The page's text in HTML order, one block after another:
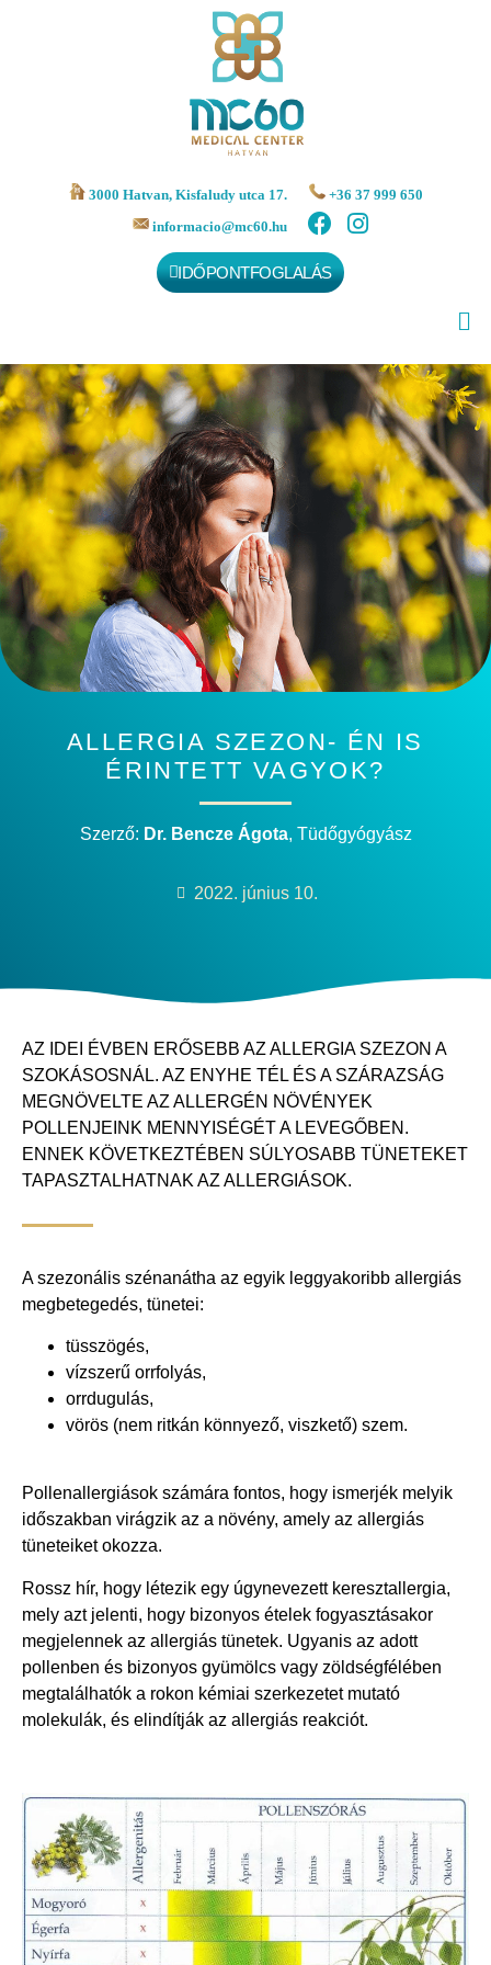
3000 Hatvan, Kisfaludy utca 17.
+36 37 999 650
informacio@mc60.hu
IDŐPONTFOGLALÁS
ALLERGIA SZEZON- ÉN IS
ÉRINTETT VAGYOK?
Szerző: Dr. Bencze Ágota, Tüdőgyógyász
2022. június 10.
AZ IDEI ÉVBEN ERŐSEBB AZ ALLERGIA SZEZON A
SZOKÁSOSNÁL. AZ ENYHE TÉL ÉS A SZÁRAZSÁG
MEGNÖVELTE AZ ALLERGÉN NÖVÉNYEK
POLLENJEINK MENNYISÉGÉT A LEVEGŐBEN.
ENNEK KÖVETKEZTÉBEN SÚLYOSABB TÜNETEKET
TAPASZTALHATNAK AZ ALLERGIÁSOK.
A szezonális szénanátha az egyik leggyakoribb allergiás
megbetegedés, tünetei:
tüsszögés,
vízszerű orrfolyás,
orrdugulás,
vörös (nem ritkán könnyező, viszkető) szem.
Pollenallergiások számára fontos, hogy ismerjék melyik
időszakban virágzik az a növény, amely az allergiás
tüneteiket okozza.
Rossz hír, hogy létezik egy úgynevezett keresztallergia,
mely azt jelenti, hogy bizonyos ételek fogyasztásakor
megjelennek az allergiás tünetek. Ugyanis az adott
pollenben és bizonyos gyümölcs vagy zöldségfélében
megtalálhatók a rokon kémiai szerkezetet mutató
molekulák, és elindítják az allergiás reakciót.